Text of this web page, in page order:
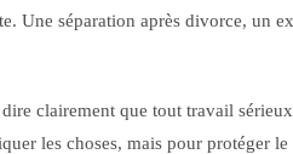
Une séparation après divorce, un
clairement que tout travail
les choses, mais pour protéger